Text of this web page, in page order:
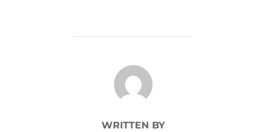
POST AUTHOR
WRITTEN BY